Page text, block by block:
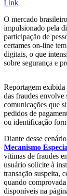
Link
O mercado
impulsionado pela
participação de
certames on-line
digitais, o que
sobre segurança e
Reportagem exibida
das fraudes envolve
comunicações que
pedidos de
ou identificação
Diante desse
Mecanismo
vítimas de fraudes
usuário solicite à
transação suspeita,
quando
disponíveis na